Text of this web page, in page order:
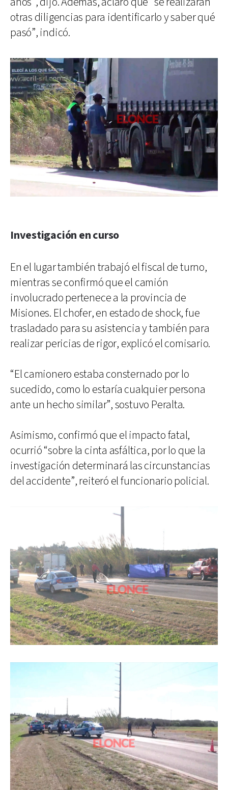
otras diligencias para identificarlo y saber qué
pasó”, indicó.
Investigación en curso
En el lugar también trabajó el fiscal de turno,
mientras se confirmó que el camión
involucrado pertenece a la provincia de
Misiones. El chofer, en estado de shock, fue
trasladado para su asistencia y también para
realizar pericias de rigor, explicó el comisario.
“El camionero estaba consternado por lo
sucedido, como lo estaría cualquier persona
ante un hecho similar”, sostuvo Peralta.
Asimismo, confirmó que el impacto fatal,
ocurrió “sobre la cinta asfáltica, por lo que la
investigación determinará las circunstancias
del accidente”, reiteró el funcionario policial.